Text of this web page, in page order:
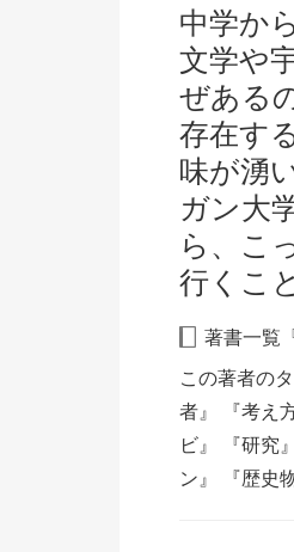
中学か
文学や
ぜある
存在す
味が湧
ガン大
ら、こ
行くこ
著書一覧
この著者の
者』
『考え
ビ』
『研究』
ン』
『歴史